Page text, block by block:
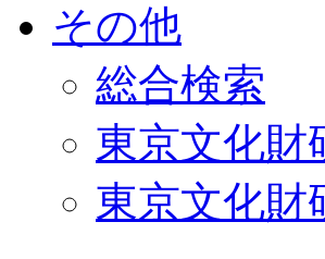
その他
総合検索
東京文化財
東京文化財